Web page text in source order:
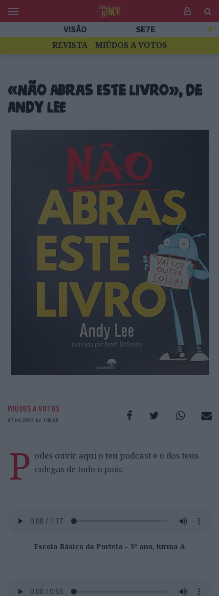
VISÃO SE7E
REVISTA MIÚDOS A VOTOS
«Não Abras Este Livro», de
Andy Lee
MIÚDOS A VOTOS
07.04.2021 às 10h00
P odes ouvir aqui o teu podcast e o dos teus
colegas de todo o país:
Escola Básica da Portela – 3º ano, turma A